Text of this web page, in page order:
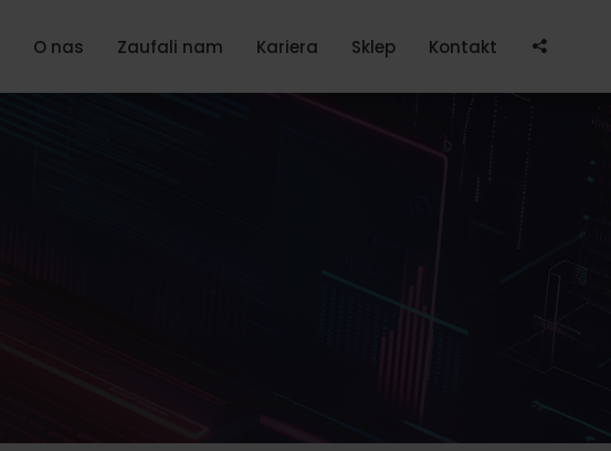
O nas Zaufali nam Kariera Sklep Kontakt